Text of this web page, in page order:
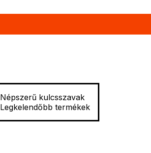
Népszerű kulcsszavak
Legkelendőbb termékek